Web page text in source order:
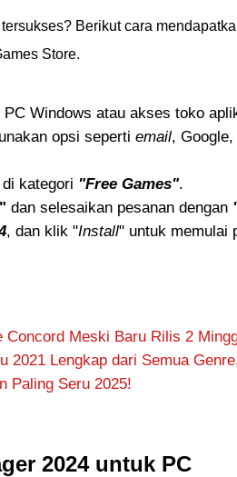
Berikut cara
Store.
PC Windows atau akses toko
opsi seperti email,
di kategori "Free Games".
" dan selesaikan pesanan dengan
, dan klik "Install" untuk memulai
Concord Meski Baru Rilis 2
2021 Lengkap dari Semua
Paling Seru 2025!
2024 untuk PC